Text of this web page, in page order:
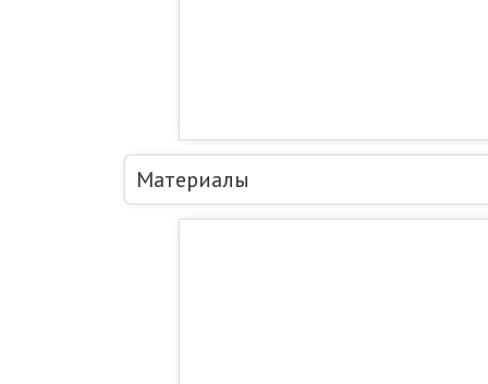
Материалы